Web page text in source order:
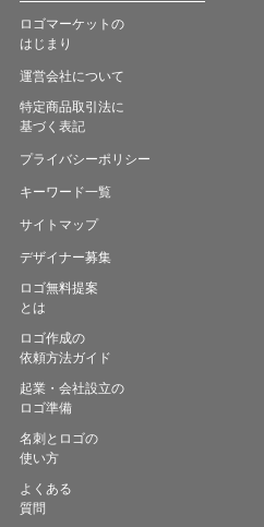
ロゴマーケットの
はじまり
運営会社について
特定商品取引法に
基づく表記
プライバシーポリシー
キーワード一覧
サイトマップ
デザイナー募集
ロゴ無料提案
とは
ロゴ作成の
依頼方法ガイド
起業・会社設立の
ロゴ準備
名刺とロゴの
使い方
よくある
質問